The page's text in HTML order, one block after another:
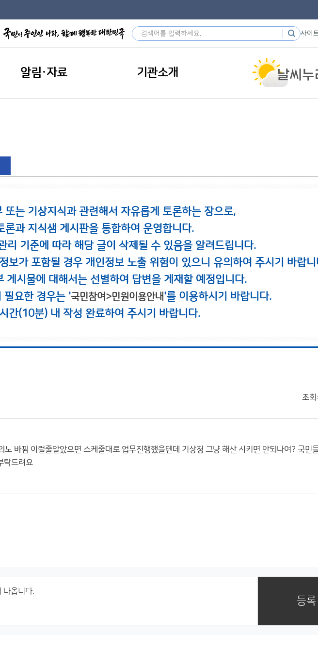
사이
알림·자료 기관소개
또는 기상지식과 관련해서 자유롭게 토론하는 장으로,
론과 지식샘 게시판을 통합하여 운영합니다.
리 기준에 따라 해당 글이 삭제될 수 있음을 알려드립니다.
보가 포함될 경우 개인정보 노출 위험이 있으니 유의하여 주시기 바랍니
게시물에 대해서는 선별하여 답변을 게재할 예정입니다.
요한 경우는 '국민참여>민원이용안내'를 이용하시기 바랍니다.
간(10분) 내 작성 완료하여 주시기 바랍니다.
조회
바뀜 이럴줄알았으면 스케줄대로 업무진행했을텐데 기상청 그냥 해산 시키면 안되나여? 국민
탁드려요
등록